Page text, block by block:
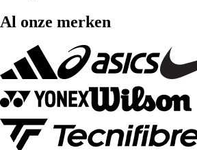
Al onze merken